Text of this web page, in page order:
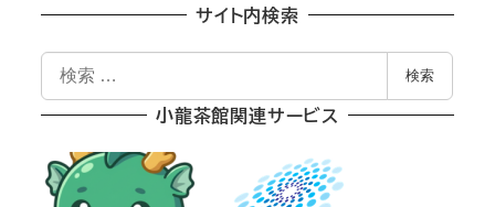
サイト内検索
検
索
検索
小龍茶館関連サービス